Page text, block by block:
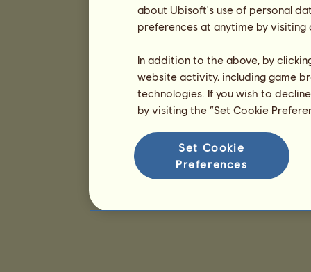
about Ubisoft's use of personal
preferences at anytime by
In addition to the above, by
website activity, including game
technologies. If you wish to
by visiting the “Set Cookie
Set Cookie
Preferences